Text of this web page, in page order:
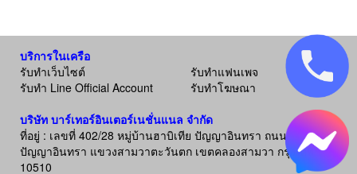
บริการในเครือ
รับทำเว็บไซต์
รับทำแฟนเพจ
รับทำ Line Official Account
รับทำโฆษณา
บริษัท บาร์เทอร์อินเตอร์เนชั่นแนล จำกัด
ที่อยู่ : เลขที่ 402/28 หมู่บ้านฮาบิเทีย ปัญญาอินทรา ถนน
ปัญญาอินทรา แขวงสามวาตะวันตก เขตคลองสามวา กรุงเทพฯ
10510